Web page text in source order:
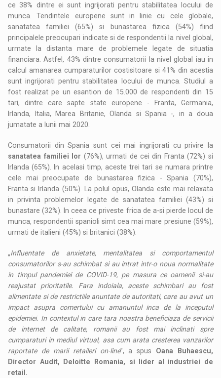
ce 38% dintre ei sunt ingrijorati pentru stabilitatea locului de
munca. Tendintele europene sunt in linie cu cele globale,
sanatatea familiei (65%) si bunastarea fizica (54%) fiind
principalele preocupari indicate si de respondentii la nivel global,
urmate la distanta mare de problemele legate de situatia
financiara. Astfel, 43% dintre consumatorii la nivel global iau in
calcul amanarea cumparaturilor costisitoare si 41% din acestia
sunt ingrijorati pentru stabilitatea locului de munca. Studiul a
fost realizat pe un esantion de 15.000 de respondenti din 15
tari, dintre care sapte state europene - Franta, Germania,
Irlanda, Italia, Marea Britanie, Olanda si Spania -, in a doua
jumatate a lunii mai 2020.
Consumatorii din Spania sunt cei mai ingrijorati cu privire la
sanatatea familiei lor (76%), urmati de cei din Franta (72%) si
Irlanda (65%). In acelasi timp, aceste trei tari se numara printre
cele mai preocupate de bunastarea fizica - Spania (70%),
Franta si Irlanda (50%). La polul opus, Olanda este mai relaxata
in privinta problemelor legate de sanatatea familiei (43%) si
bunastare (32%). In ceea ce priveste frica de a-si pierde locul de
munca, respondentii spanioli simt cea mai mare presiune (59%),
urmati de italieni (45%) si britanici (38%).
„Influentate de anxietate, mentalitatea si comportamentul
consumatorilor s-au schimbat si au intrat intr-o noua normalitate
in timpul pandemiei de COVID-19, pe masura ce oamenii si-au
reajustat prioritatile. Fara indoiala, aceste schimbari au fost
alimentate si de restrictiile anuntate de autoritati, care au avut un
impact asupra comertului cu amanuntul inca de la inceputul
epidemiei. In contextul in care tara noastra beneficiaza de servicii
de internet de calitate, romanii au fost mai inclinati spre
cumparaturi in mediul virtual, asa cum arata cresterea vanzarilor
raportate de marii retaileri on-line”, a spus Oana Buhaescu,
Director Audit, Deloitte Romania, si lider al industriei de
retail.